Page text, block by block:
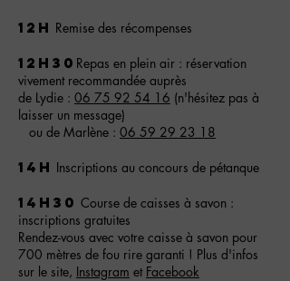
12h Remise des récompenses
12h30 Repas en plein air : réservation
vivement recommandée auprès
de Lydie : 06 75 92 54 16 (n'hésitez pas à
laisser un message)
ou de Marlène : 06 59 29 23 18
14h Inscriptions au concours de pétanque
14h30 Course de caisses à savon :
inscriptions gratuites
Rendez-vous avec votre caisse à savon pour
700 mètres de fou rire garanti ! Plus d'infos
sur le site, Instagram et Facebook